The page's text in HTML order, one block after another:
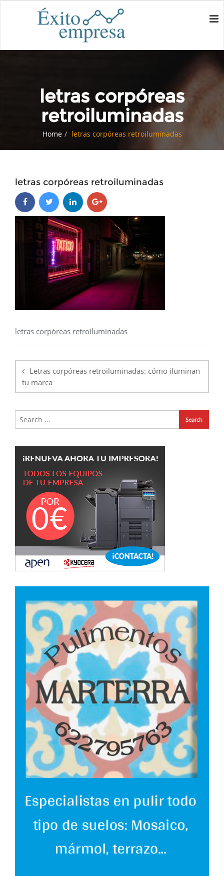
letras corpóreas
retroiluminadas
Home letras corpóreas retroiluminadas
letras corpóreas retroiluminadas
letras corpóreas retroiluminadas
de
entradas
Letras corpóreas retroiluminadas: cómo iluminan
tu marca